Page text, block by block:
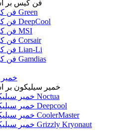
فن کیس بر
فن کیس Green
فن کیس DeepCool
فن کیس MSI
فن کیس Corsair
فن کیس Lian-Li
فن کیس Gamdias
خمیر سیلیکون بر
خمیر سیلیکون Noctua
خمیر سیلیکون Deepcool
خمیر سیلیکون CoolerMaster
خمیر سیلیکون Grizzly Kryonaut